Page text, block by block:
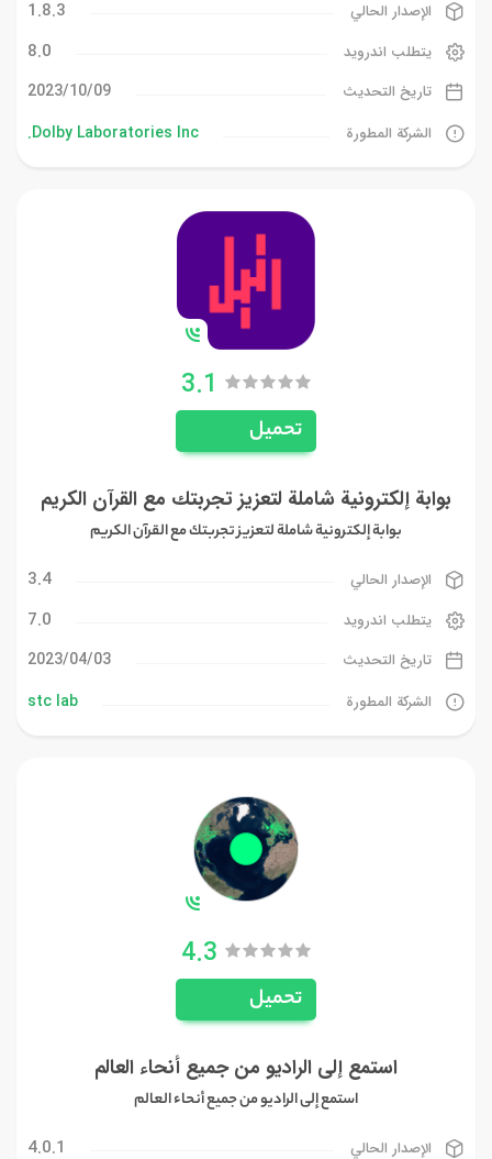
الإصدار الحالي 1.8.3
يتطلب اندرويد 8.0
تاريخ التحديث 09‏/10‏/2023
الشركة المطورة Dolby Laboratories Inc.
3.1
تحميل
بوابة إلكترونية شاملة لتعزيز تجربتك مع القرآن الكريم
بوابة إلكترونية شاملة لتعزيز تجربتك مع القرآن الكريم
الإصدار الحالي 3.4
يتطلب اندرويد 7.0
تاريخ التحديث 03‏/04‏/2023
الشركة المطورة stc lab
4.3
تحميل
استمع إلى الراديو من جميع أنحاء العالم
استمع إلى الراديو من جميع أنحاء العالم
الإصدار الحالي 4.0.1